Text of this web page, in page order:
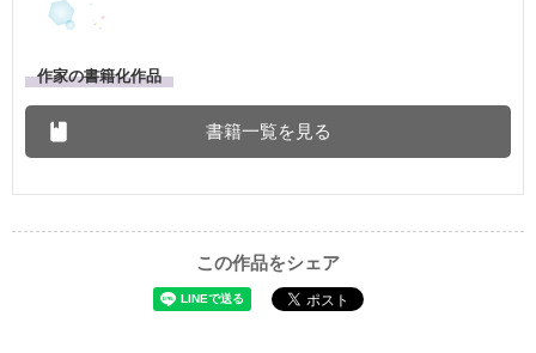
作家の書籍化作品
書籍一覧を見る
この作品をシェア